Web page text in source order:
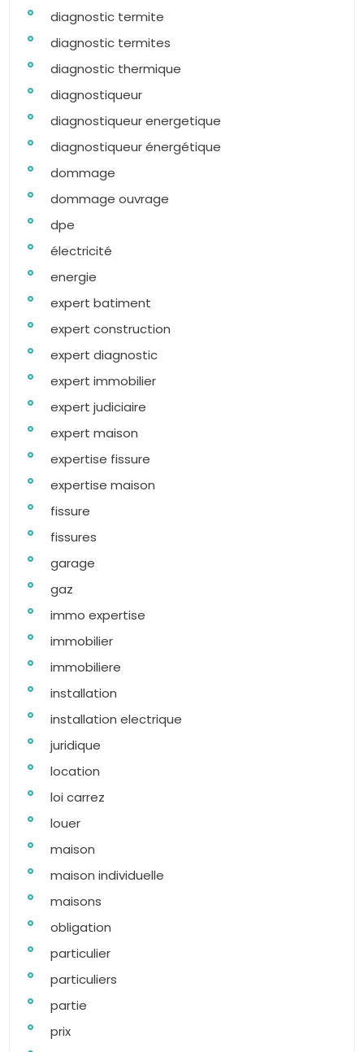
diagnostic termite
diagnostic termites
diagnostic thermique
diagnostiqueur
diagnostiqueur energetique
diagnostiqueur énergétique
dommage
dommage ouvrage
dpe
électricité
energie
expert batiment
expert construction
expert diagnostic
expert immobilier
expert judiciaire
expert maison
expertise fissure
expertise maison
fissure
fissures
garage
gaz
immo expertise
immobilier
immobiliere
installation
installation electrique
juridique
location
loi carrez
louer
maison
maison individuelle
maisons
obligation
particulier
particuliers
partie
prix